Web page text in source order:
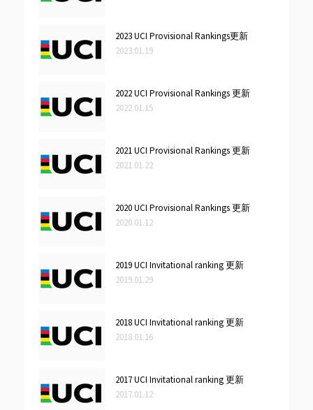
2023 UCI Provisional Rankings更新
2023.01.19
2022 UCI Provisional Rankings 更新
2022.01.15
2021 UCI Provisional Rankings 更新
2021.01.22
2020 UCI Provisional Rankings 更新
2020.01.12
2019 UCI Invitational ranking 更新
2019.01.29
2018 UCI Invitational ranking 更新
2018.01.16
2017 UCI Invitational ranking 更新
2017.01.12